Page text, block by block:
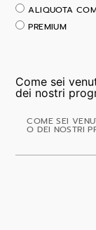
ALIQUOTA
PREMIUM
Come sei
dei nostri